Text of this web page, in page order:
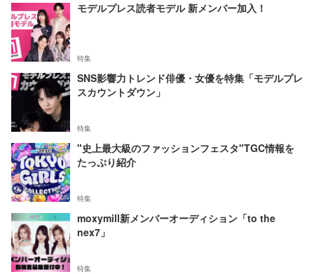
モデルプレス読者モデル 新メンバー加入！
特集
SNS影響力トレンド俳優・女優を特集「モデルプレ
スカウントダウン」
特集
"史上最大級のファッションフェスタ"TGC情報を
たっぷり紹介
特集
moxymill新メンバーオーディション「to the
nex7」
特集